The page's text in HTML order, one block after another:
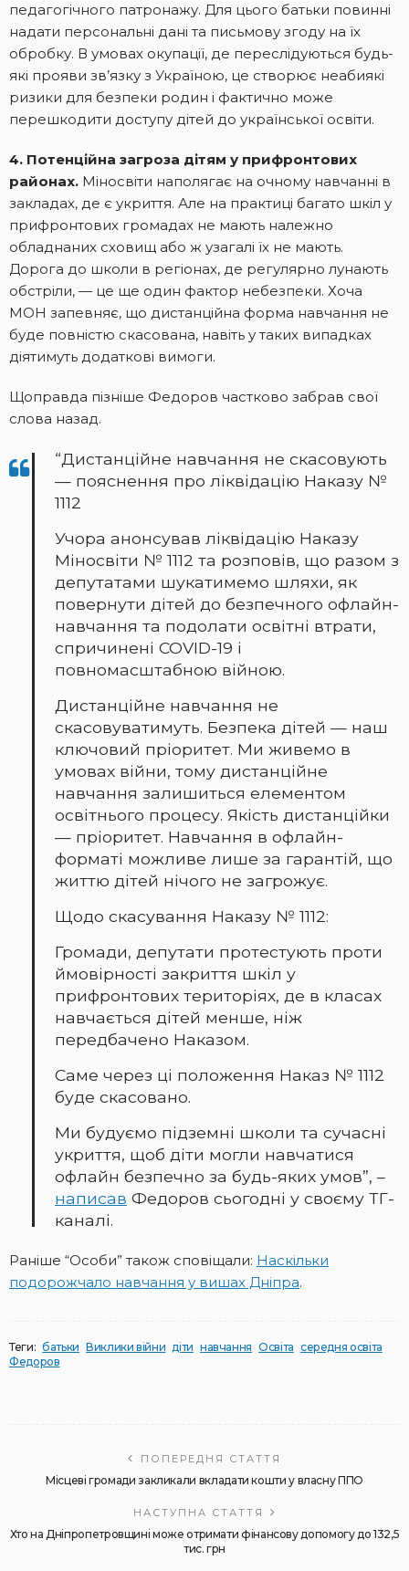
педагогічного патронажу. Для цього батьки повинні
надати персональні дані та письмову згоду на їх
обробку. В умовах окупації, де переслідуються будь-
які прояви зв’язку з Україною, це створює неабиякі
ризики для безпеки родин і фактично може
перешкодити доступу дітей до української освіти.
4. Потенційна загроза дітям у прифронтових
районах. Міносвіти наполягає на очному навчанні в
закладах, де є укриття. Але на практиці багато шкіл у
прифронтових громадах не мають належно
обладнаних сховищ або ж узагалі їх не мають.
Дорога до школи в регіонах, де регулярно лунають
обстріли, — це ще один фактор небезпеки. Хоча
МОН запевняє, що дистанційна форма навчання не
буде повністю скасована, навіть у таких випадках
діятимуть додаткові вимоги.
Щоправда пізніше Федоров частково забрав свої
слова назад.
“Дистанційне навчання не скасовують
— пояснення про ліквідацію Наказу №
1112
Учора анонсував ліквідацію Наказу
Міносвіти № 1112 та розповів, що разом з
депутатами шукатимемо шляхи, як
повернути дітей до безпечного офлайн-
навчання та подолати освітні втрати,
спричинені COVID-19 і
повномасштабною війною.
Дистанційне навчання не
скасовуватимуть. Безпека дітей — наш
ключовий пріоритет. Ми живемо в
умовах війни, тому дистанційне
навчання залишиться елементом
освітнього процесу. Якість дистанційки
— пріоритет. Навчання в офлайн-
форматі можливе лише за гарантій, що
життю дітей нічого не загрожує.
Щодо скасування Наказу № 1112:
Громади, депутати протестують проти
ймовірності закриття шкіл у
прифронтових територіях, де в класах
навчається дітей менше, ніж
передбачено Наказом.
Саме через ці положення Наказ № 1112
буде скасовано.
Ми будуємо підземні школи та сучасні
укриття, щоб діти могли навчатися
офлайн безпечно за будь-яких умов”, –
написав Федоров сьогодні у своєму ТГ-
каналі.
Раніше “Особи” також сповіщали: Наскільки
подорожчало навчання у вишах Дніпра.
Теги: батьки Виклики війни діти навчання Освіта середня освіта
Федоров
ПОПЕРЕДНЯ СТАТТЯ
Місцеві громади закликали вкладати кошти у власну ППО
НАСТУПНА СТАТТЯ
Хто на Дніпропетровщині може отримати фінансову допомогу до 132,5
тис. грн